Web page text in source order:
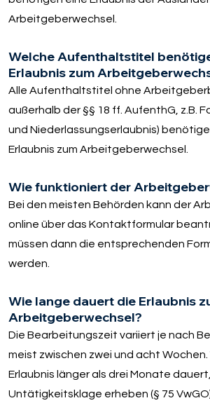
Arbeitgeberwechsel.
Welche Aufenthaltstitel
Erlaubnis zum
Alle Aufenthaltstitel ohne
außerhalb der §§ 18 ff. AufenthG, z.B.
und Niederlassungserlaubnis)
Erlaubnis zum Arbeitgeberwechsel.
Wie funktioniert der
Bei den meisten Behörden kann der
online über das Kontaktformular
müssen dann die entsprechenden
werden.
Wie lange dauert die Erlaubnis
Arbeitgeberwechsel?
Die Bearbeitungszeit variiert je nach
meist zwischen zwei und acht Wochen.
Erlaubnis länger als drei Monate
Untätigkeitsklage erheben (§ 75